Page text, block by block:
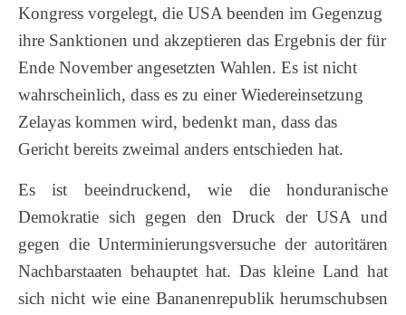
Kongress vorgelegt, die USA beenden im Gegenzug
ihre Sanktionen und akzeptieren das Ergebnis der für
Ende November angesetzten Wahlen. Es ist nicht
wahrscheinlich, dass es zu einer Wiedereinsetzung
Zelayas kommen wird, bedenkt man, dass das
Gericht bereits zweimal anders entschieden hat.
Es ist beeindruckend, wie die honduranische
Demokratie sich gegen den Druck der USA und
gegen die Unterminierungsversuche der autoritären
Nachbarstaaten behauptet hat. Das kleine Land hat
sich nicht wie eine Bananenrepublik herumschubsen